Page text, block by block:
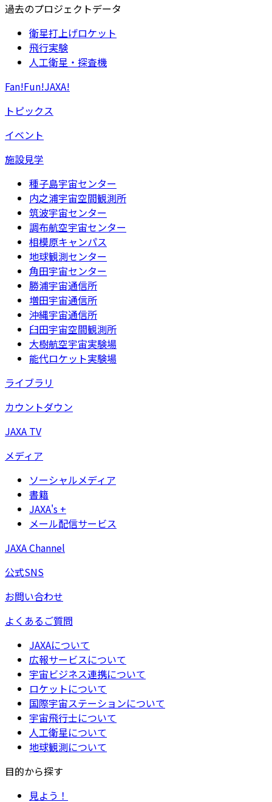
過去のプロジェクトデータ
衛星打上げロケット
飛行実験
人工衛星・探査機
Fan!Fun!JAXA!
トピックス
イベント
施設見学
種子島宇宙センター
内之浦宇宙空間観測所
筑波宇宙センター
調布航空宇宙センター
相模原キャンパス
地球観測センター
角田宇宙センター
勝浦宇宙通信所
増田宇宙通信所
沖縄宇宙通信所
臼田宇宙空間観測所
大樹航空宇宙実験場
能代ロケット実験場
ライブラリ
カウントダウン
JAXA TV
メディア
ソーシャルメディア
書籍
JAXA's +
メール配信サービス
JAXA Channel
公式SNS
お問い合わせ
よくあるご質問
JAXAについて
広報サービスについて
宇宙ビジネス連携について
ロケットについて
国際宇宙ステーションについて
宇宙飛行士について
人工衛星について
地球観測について
目的から探す
見よう！